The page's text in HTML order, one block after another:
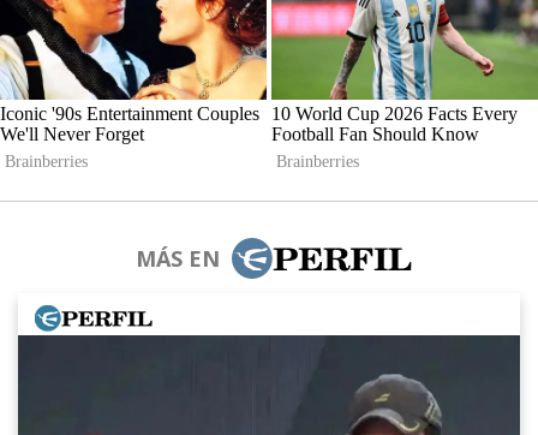
MÁS EN